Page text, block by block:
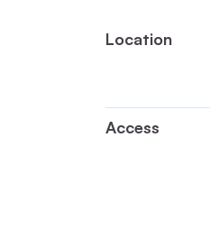
Location
Access